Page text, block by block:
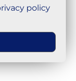
policy